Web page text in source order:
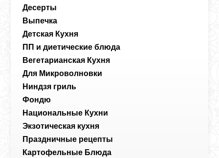
Десерты
Выпечка
Детская Кухня
ПП и диетические блюда
Вегетарианская Кухня
Для Микроволновки
Ниндзя гриль
Фондю
Национальные Кухни
Экзотическая кухня
Праздничные рецепты
Картофельные Блюда